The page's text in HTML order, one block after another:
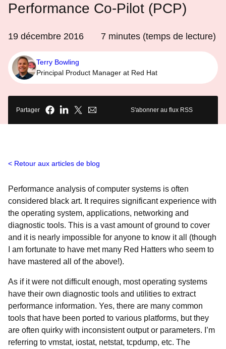
Performance Co-Pilot (PCP)
19 décembre 2016 7 minutes (temps de lecture)
Terry Bowling
Principal Product Manager at Red Hat
Partager S'abonner au flux RSS
Retour aux articles de blog
Performance analysis of computer systems is often
considered black art. It requires significant experience with
the operating system, applications, networking and
diagnostic tools. This is a vast amount of ground to cover
and it is nearly impossible for anyone to know it all (though
I am fortunate to have met many Red Hatters who seem to
have mastered all of the above!).
As if it were not difficult enough, most operating systems
have their own diagnostic tools and utilities to extract
performance information. Yes, there are many common
tools that have been ported to various platforms, but they
are often quirky with inconsistent output or parameters. I’m
referring to vmstat, iostat, netstat, tcpdump, etc. The